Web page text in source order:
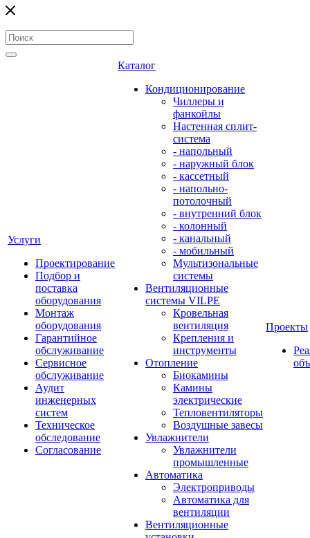
Услуги
Проектирование
Подбор и
поставка
оборудования
Монтаж
оборудования
Гарантийное
обслуживание
Сервисное
обслуживание
Аудит
инженерных
систем
Техническое
обследование
Согласование
Каталог
Кондиционирование
Чиллеры и
фанкойлы
Настенная сплит-
система
- напольный
- наружный блок
- кассетный
- напольно-
потолочный
- внутренний блок
- колонный
- канальный
- мобильный
Мультизональные
системы
Вентиляционные
системы VILPE
Кровельная
вентиляция
Крепления и
инструменты
Отопление
Биокамины
Камины
электрические
Тепловентиляторы
Воздушные завесы
Увлажнители
Увлажнители
промышленные
Автоматика
Электроприводы
Автоматика для
вентиляции
Вентиляционные
Проекты